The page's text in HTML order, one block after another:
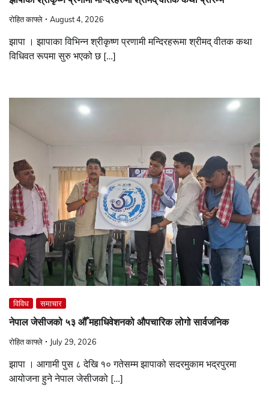
रोहित काफ्ले August 4, 2026
झापा । झापाका विभिन्न श्रीकृष्ण प्रणामी मन्दिरहरूमा श्रीमद् वीतक कथा
विधिवत रूपमा सुरु भएको छ […]
विविध समाचार
नेपाल जेसीजको ५३ औँ महाधिवेशनको औपचारिक लोगो सार्वजनिक
रोहित काफ्ले July 29, 2026
झापा । आगामी पुस ८ देखि १० गतेसम्म झापाको सदरमुकाम भद्रपुरमा
आयोजना हुने नेपाल जेसीजको […]